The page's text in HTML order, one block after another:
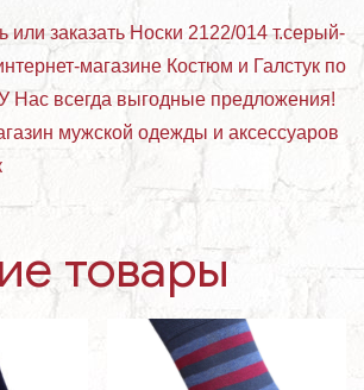
или заказать Носки 2122/014 т.серый-
магазине Костюм и Галстук по
Нас всегда выгодные предложения!
мужской одежды и аксессуаров
товары